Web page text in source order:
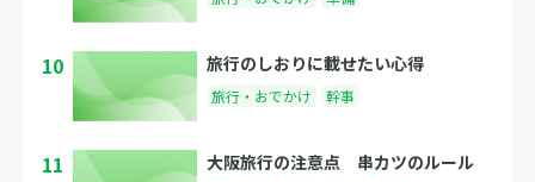
10 旅行のしおりに載せたい心得
旅行・おでかけ 幹事
11 大阪旅行の注意点 串カツのルール